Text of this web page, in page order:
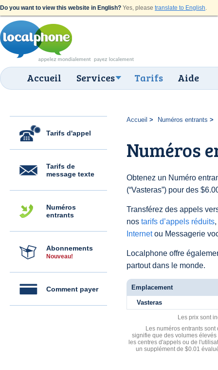
Do you want to view this website in English? Yes, please translate to English.
Accueil Services Tarifs Aide
Tarifs d'appel
Tarifs de
message texte
Numéros
entrants
Abonnements
Nouveau!
Comment payer
Accueil Numéros entrants
Numéros
Obtenez un Numéro
(“Vasteras”) pour des
Transférez des appels
nos tarifs d’appels réduits
Internetou Messagerie
Localphone offre
partout dans le monde.
Emplacement
Vasteras
Les prix sont
Les numéros entrants
signifie que des volumes
les centres d'appels ou de
un supplément de $0.01